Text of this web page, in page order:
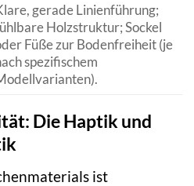
gerade Linienführung;
Holzstruktur; Sockel
Füße zur Bodenfreiheit (je
spezifischem
Die Haptik und
ist